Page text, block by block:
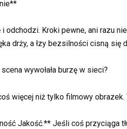
i odchodzi. Kroki pewne, ani razu
drży, a łzy bezsilności cisną się
wywołała burzę w sieci?
więcej niż tylko filmowy
Jakość.** Jeśli coś przyciąga